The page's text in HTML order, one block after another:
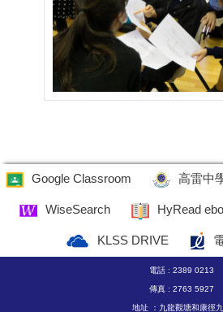
Google Classroom 高雷中
WiseSearch HyRead
KLSS DRIVE
電話 : 2389 0213
傳真 : 2763 5927
地址 ：九龍觀塘和康徑